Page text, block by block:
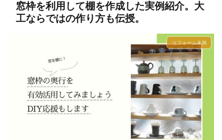
窓枠を利用して棚を作成した実例紹介。大
工ならではの作り方も伝授。
リフォーム未満